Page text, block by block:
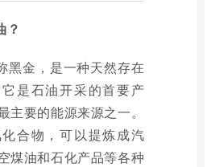
？
黑金，是一种天然存在
是石油开采的首要产
主要的能源来源之一。
合物，可以提炼成汽
煤油和石化产品等各种